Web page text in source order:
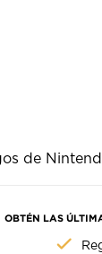
de
OBTÉN LAS